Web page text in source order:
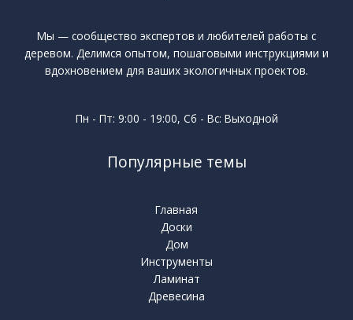
Мы — сообщество экспертов и любителей работы с
деревом. Делимся опытом, пошаговыми инструкциями и
вдохновением для ваших экологичных проектов.
Пн - Пт: 9:00 - 19:00, Сб - Вс: Выходной
Популярные темы
Главная
Доски
Дом
Инструменты
Ламинат
Древесина